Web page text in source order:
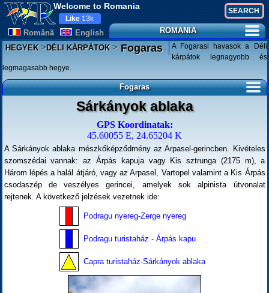
Welcome to Romania
Românã English
Like 13k
ROMANIA
HEGYEK>DÉLI KÁRPÁTOK>Fogaras
A Fogarasi havasok a Déli
kárpátok legnagyobb és
legmagasabb hegye.
Fogaras
Sárkányok ablaka
GPS Koordinatak:
45.60055 E, 24.65204 K
A Sárkányok ablaka mészkőképződmény az Arpasel-gerincben. Kivételes
szomszédai vannak: az Árpás kapuja vagy Kis sztrunga (2175 m), a
Három lépés a halál átjáró, vagy az Arpasel, Vartopel valamint a Kis Árpás
csodaszép de veszélyes gerincei, amelyek sok alpinista útvonalat
rejtenek. A következő jelzések vezetnek ide:
Podragu nyereg-Zerge nyereg
Podragu turistaház - Árpás kapu
Capra turistaház-Sárkányok ablaka